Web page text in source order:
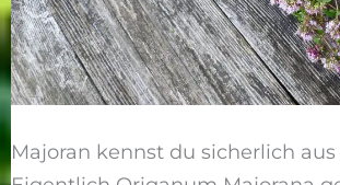
Majoran kennst du sicherlich